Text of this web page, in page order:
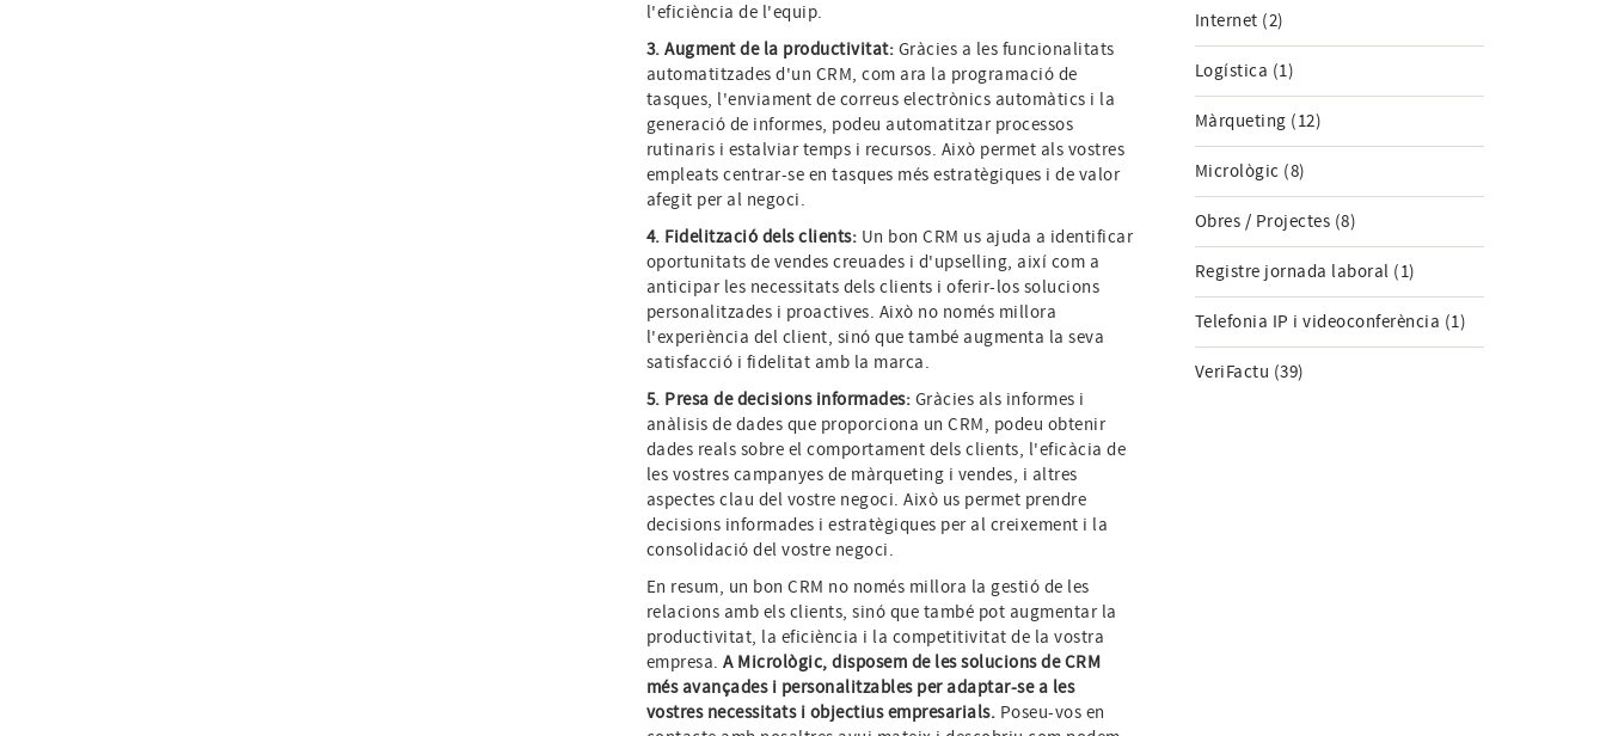
l'eficiència de l'equip.
3. Augment de la productivitat: Gràcies a les funcionalitats
automatitzades d'un CRM, com ara la programació de
tasques, l'enviament de correus electrònics automàtics i la
generació de informes, podeu automatitzar processos
rutinaris i estalviar temps i recursos. Això permet als vostres
empleats centrar-se en tasques més estratègiques i de valor
afegit per al negoci.
4. Fidelització dels clients: Un bon CRM us ajuda a identificar
oportunitats de vendes creuades i d'upselling, així com a
anticipar les necessitats dels clients i oferir-los solucions
personalitzades i proactives. Això no només millora
l'experiència del client, sinó que també augmenta la seva
satisfacció i fidelitat amb la marca.
5. Presa de decisions informades: Gràcies als informes i
anàlisis de dades que proporciona un CRM, podeu obtenir
dades reals sobre el comportament dels clients, l'eficàcia de
les vostres campanyes de màrqueting i vendes, i altres
aspectes clau del vostre negoci. Això us permet prendre
decisions informades i estratègiques per al creixement i la
consolidació del vostre negoci.
En resum, un bon CRM no només millora la gestió de les
relacions amb els clients, sinó que també pot augmentar la
productivitat, la eficiència i la competitivitat de la vostra
empresa.A Micrològic, disposem de les solucions de CRM
més avançades i personalitzables per adaptar-se a les
vostres necessitats i objectius empresarials. Poseu-vos en
Internet (2)
Logística (1)
Màrqueting (12)
Micrològic (8)
Obres / Projectes (8)
Registre jornada laboral (1)
Telefonia IP i videoconferència (1)
VeriFactu (39)